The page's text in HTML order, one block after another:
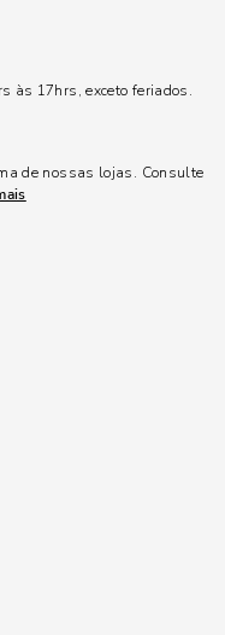
às 17hrs, exceto feriados.
de nossas lojas. Consulte